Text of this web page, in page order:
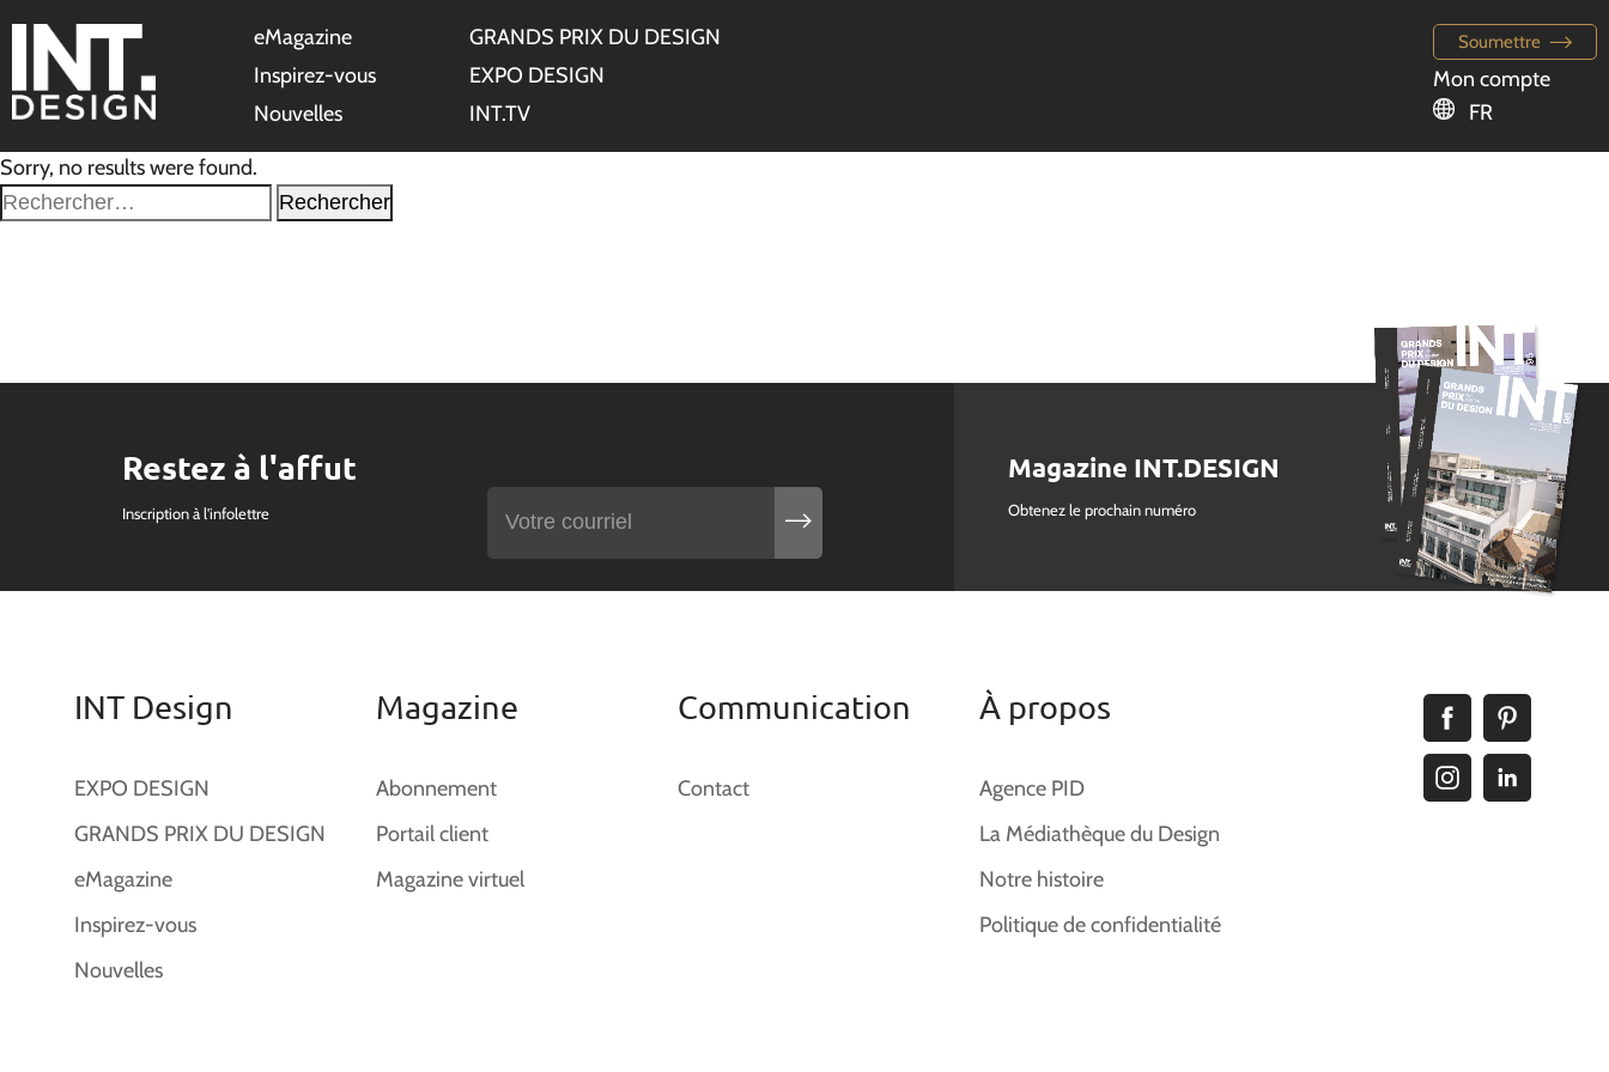
eMagazine
Inspirez-vous
Nouvelles
GRANDS PRIX DU DESIGN
EXPO DESIGN
INT.TV
Soumettre
Mon compte
FR
Sorry, no results were found.
Rechercher :
Restez à l'affut
Inscription à l'infolettre
Magazine INT.DESIGN
Obtenez le prochain numéro
INT Design
EXPO DESIGN
GRANDS PRIX DU DESIGN
eMagazine
Inspirez-vous
Nouvelles
Magazine
Abonnement
Portail client
Magazine virtuel
Communication
Contact
À propos
Agence PID
La Médiathèque du Design
Notre histoire
Politique de confidentialité